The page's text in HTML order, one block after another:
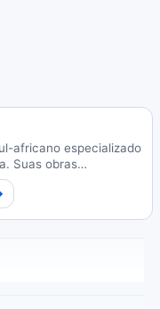
africano especializado
Suas obras
paisagens
do continente.